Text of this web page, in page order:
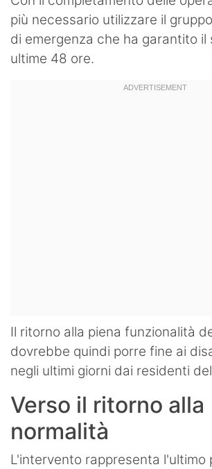
più necessario utilizzare il
di emergenza che ha garantito il
ultime 48 ore.
Il ritorno alla piena funzionalità
dovrebbe quindi porre fine ai
negli ultimi giorni dai residenti
Verso il ritorno alla
normalità
L'intervento rappresenta l'ultimo